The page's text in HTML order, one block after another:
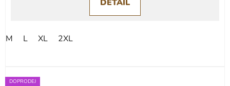
DETAIL
M L XL 2XL
DOPRODEJ